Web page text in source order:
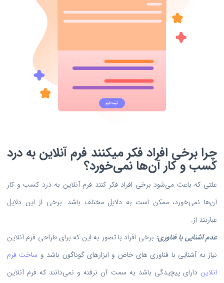
چرا برخی افراد فکر میکنند فرم آنلاین به درد
کسب و کار آن‌ها نمی‌خورد؟
علتی که باعث می‌شود برخی افراد فکر کنند فرم آنلاین به درد کسب و کار
آن‌ها نمی‌خورد، ممکن است به دلایل مختلف باشد. برخی از این دلایل
عبارتند از:
عدم آشنایی با فناوری: برخی افراد با تصور به این که برای طراحی فرم آنلاین
نیاز به آشنایی با فناوری های خاص و ابزارهای گوناگون باشد و ساخت فرم
انلاین دارای پیچیدگی باشد به سمت آن نرفته و نمی‌دانند که فرم آنلاین